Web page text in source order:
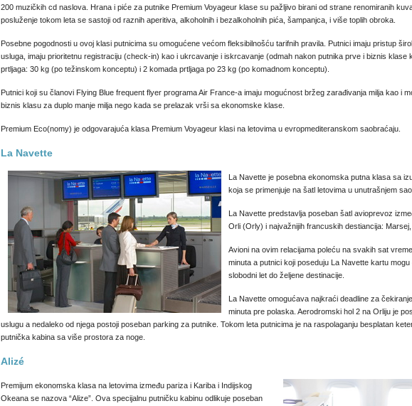
200 muzičkih cd naslova. Hrana i piće za putnike Premium Voyageur klase su pažljivo birani od strane renomiranih
posluženje tokom leta se sastoji od raznih aperitiva, alkoholnih i bezalkoholnih pića, šampanjca, i više toplih obroka.
Posebne pogodnosti u ovoj klasi putnicima su omogućene većom fleksibilnošću tarifnih pravila. Putnici imaju pristup
usluga, imaju prioritetnu registraciju (check-in) kao i ukrcavanje i iskrcavanje (odmah nakon putnika prve i biznis klase
prtljaga: 30 kg (po težinskom konceptu) i 2 komada prtljaga po 23 kg (po komadnom konceptu).
Putnici koji su članovi Flying Blue frequent flyer programa Air France-a imaju mogućnost bržeg zarađivanja milja kao i
biznis klasu za duplo manje milja nego kada se prelazak vrši sa ekonomske klase.
Premium Eco(nomy) je odgovarajuća klasa Premium Voyageur klasi na letovima u evropmediteranskom saobraćaju.
La Navette
La Navette je posebna ekonomska putna klasa sa
koja se primenjuje na šatl letovima u unutrašnjem
La Navette predstavlja poseban šatl avioprevoz
Orli (Orly) i najvažnijih francuskih destiancija: Marsej,
Avioni na ovim relacijama poleću na svakih sat
minuta a putnici koji poseduju La Navette kartu
slobodni let do željene destinacije.
La Navette omogućava najkraći deadline za
minuta pre polaska. Aerodromski hol 2 na Orliju je
uslugu a nedaleko od njega postoji poseban parking za putnike. Tokom leta putnicima je na raspolaganju besplatan
putnička kabina sa više prostora za noge.
Alizé
Premijum ekonomska klasa na letovima između pariza i Kariba i Indijskog
Okeana se nazova “Alize”. Ova specijalnu putničku kabinu odlikuje poseban